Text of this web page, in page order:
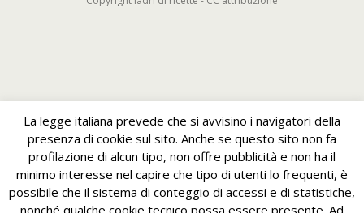
La legge italiana prevede che si avvisino i navigatori della
presenza di cookie sul sito. Anche se questo sito non fa
profilazione di alcun tipo, non offre pubblicità e non ha il
minimo interesse nel capire che tipo di utenti lo frequenti, è
possibile che il sistema di conteggio di accessi e di statistiche,